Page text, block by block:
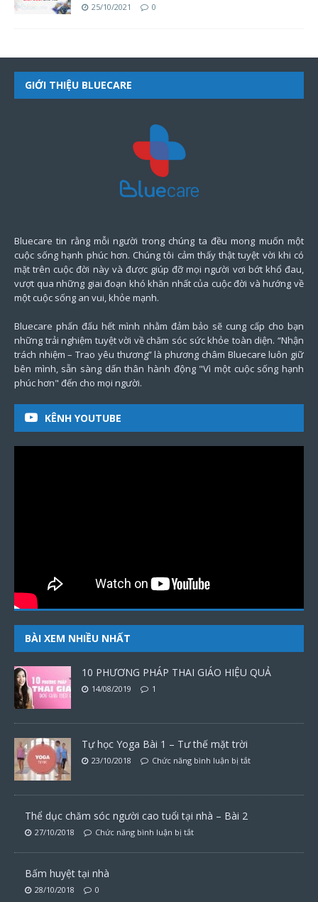
25/10/2021 0
GIỚI THIỆU BLUECARE
Bluecare tin rằng mỗi người trong chúng ta đều mong muốn một
cuộc sống hạnh phúc hơn. Chúng tôi cảm thấy thật tuyệt vời khi có
mặt trên cuộc đời này và được giúp đỡ mọi người vơi bớt khổ đau,
vượt qua những giai đoạn khó khăn nhất của cuộc đời và hướng về
một cuộc sống an vui, khỏe mạnh.
Bluecare phấn đấu hết mình nhằm đảm bảo sẽ cung cấp cho bạn
những trải nghiệm tuyệt vời về chăm sóc sức khỏe toàn diện. “Nhận
trách nhiệm – Trao yêu thương” là phương châm Bluecare luôn giữ
bên mình, sẵn sàng dấn thân hành động "Vì một cuộc sống hạnh
phúc hơn" đến cho mọi người.
KÊNH YOUTUBE
BÀI XEM NHIỀU NHẤT
10 PHƯƠNG PHÁP THAI GIÁO HIỆU QUẢ
14/08/2019 1
Tự học Yoga Bài 1 – Tư thế mặt trời
23/10/2018 Chức năng bình luận bị tắt
Thể dục chăm sóc người cao tuổi tại nhà – Bài 2
27/10/2018 Chức năng bình luận bị tắt
Bấm huyệt tại nhà
28/10/2018 0